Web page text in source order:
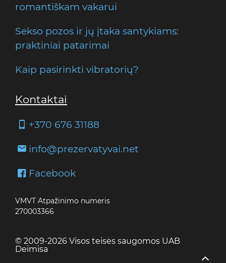
romantiškam vakarui
Sekso pozos ir jų įtaka santykiams:
praktiniai patarimai
Kaip pasirinkti vibratorių?
Kontaktai
+370 676 31188
info@prezervatyvai.net
Facebook
VMVT Atpažinimo numeris
270003366
© 2009-2026 Visos teisės saugomos UAB
Deimisa